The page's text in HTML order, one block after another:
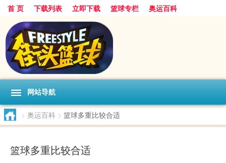
首 页 下载列表 立即下载 篮球专栏 奥运百科
网站导航
> 奥运百科 > 篮球多重比较合适
篮球多重比较合适